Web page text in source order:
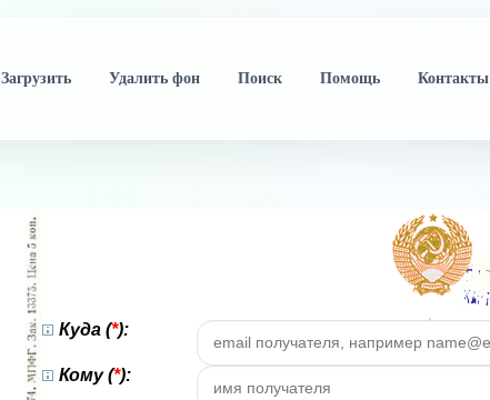
Загрузить Удалить фон Поиск Помощь Контакты
Куда (*):
Кому (*):